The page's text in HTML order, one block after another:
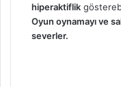
hiperaktiflik
Oyun oynamayı ve
severler.